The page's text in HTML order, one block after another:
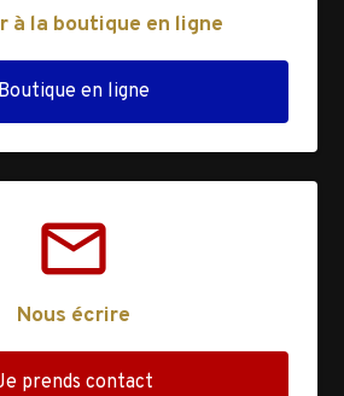
à la boutique en ligne
Boutique en ligne
mail_outline
Nous écrire
prends contact